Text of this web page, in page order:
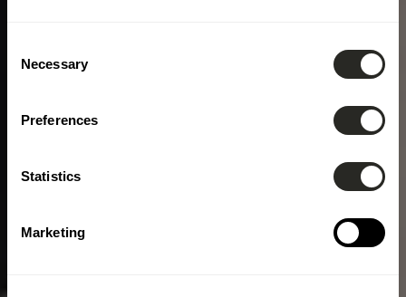
Selection
Necessary
Preferences
Statistics
Marketing